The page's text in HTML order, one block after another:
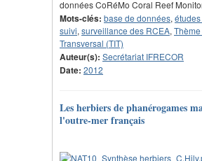
données CoRéMo Coral Reef
Mots-clés: base de données,
suivi,surveillance des RCEA,
Transversal (TIT)
Auteur(s): Secrétariat IFRECOR
Date: 2012
Les herbiers de phanérogames
l'outre-mer français